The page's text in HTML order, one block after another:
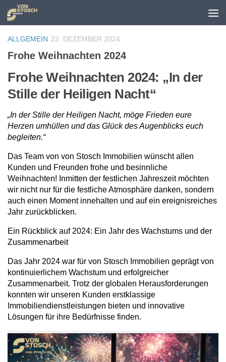
Zum Inhalt springen
ALLGEMEIN 22. DEZEMBER 2024
Frohe Weihnachten 2024
Frohe Weihnachten 2024: „In der
Stille der Heiligen Nacht“
„In der Stille der Heiligen Nacht, möge Frieden eure
Herzen umhüllen und das Glück des Augenblicks euch
begleiten.“
Das Team von von Stosch Immobilien wünscht allen
Kunden und Freunden frohe und besinnliche
Weihnachten! Inmitten der festlichen Jahreszeit möchten
wir nicht nur für die festliche Atmosphäre danken, sondern
auch einen Moment innehalten und auf ein ereignisreiches
Jahr zurückblicken.
Ein Rückblick auf 2024: Ein Jahr des Wachstums und der
Zusammenarbeit
Das Jahr 2024 war für von Stosch Immobilien geprägt von
kontinuierlichem Wachstum und erfolgreicher
Zusammenarbeit. Trotz der globalen Herausforderungen
konnten wir unseren Kunden erstklassige
Immobiliendienstleistungen bieten und innovative
Lösungen für ihre Bedürfnisse finden.